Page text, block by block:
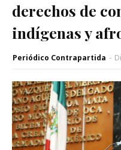
derechos de
indígenas y
Periódico Contrapartida -